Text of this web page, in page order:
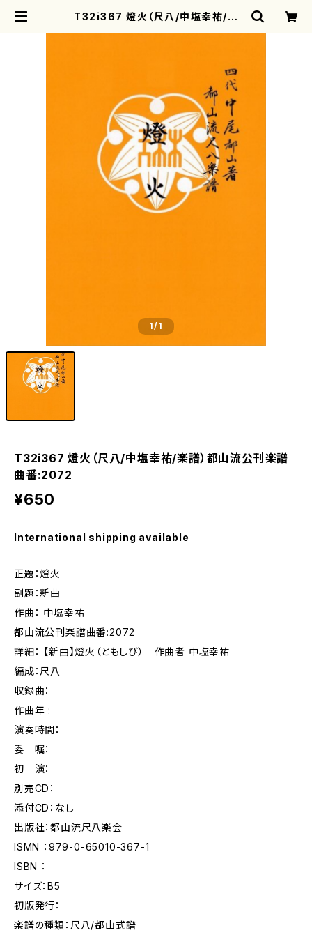
T32i367 燈火（尺八/中塩幸祐/楽
1/1
T32i367 燈火（尺八/中塩幸祐/楽譜）都山流公刊楽譜
曲番:2072
¥650
International shipping available
正題：燈火
副題：新曲
作曲： 中塩幸祐
都山流公刊楽譜曲番:2072
詳細： 【新曲】燈火（ともしび） 作曲者 中塩幸祐
編成：尺八
収録曲：
作曲年 :
演奏時間：
委 嘱：
初 演：
別売CD：
添付CD：なし
出版社：都山流尺八楽会
ISMN ：979-0-65010-367-1
ISBN ：
サイズ：B5
初版発行：
楽譜の種類：尺八/都山式譜